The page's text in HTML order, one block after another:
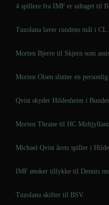
4 spillere fra IMF er udtaget til
Tuzolana laver rundens mål i CL.
Morten Bjerre til Skjern som
Morten Olsen slutter en
Qvist skyder Hildesheim i
Morten Thrane til HC
Michael Qvist årets spiller i
IMF ønsker tillykke til Dennis
Tuzolana skifter til BSV.